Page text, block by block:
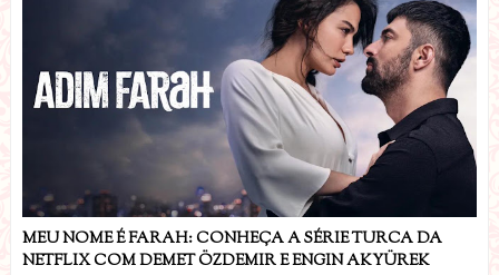
MEU NOME É FARAH: CONHEÇA A SÉRIE TURCA DA
NETFLIX COM DEMET ÖZDEMIR E ENGIN AKYÜREK